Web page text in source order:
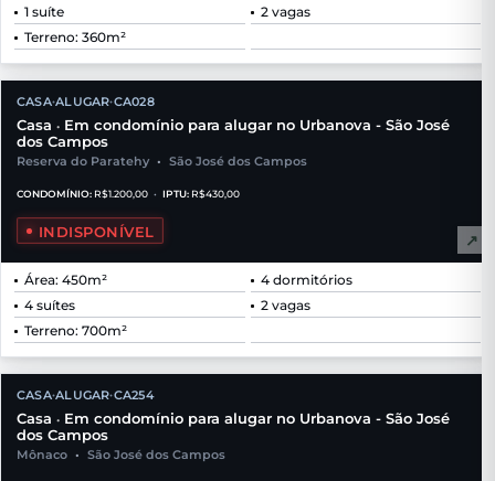
1 suíte
2 vagas
Terreno: 360m²
CASA•ALUGAR•CA028
Casa • Em condomínio para alugar no Urbanova - São José
dos Campos
Reserva do Paratehy • São José dos Campos
CONDOMÍNIO: R$1.200,00 • IPTU: R$430,00
INDISPONÍVEL ↗
Área: 450m²
4 dormitórios
4 suítes
2 vagas
Terreno: 700m²
CASA•ALUGAR•CA254
Casa • Em condomínio para alugar no Urbanova - São José
dos Campos
Mônaco • São José dos Campos